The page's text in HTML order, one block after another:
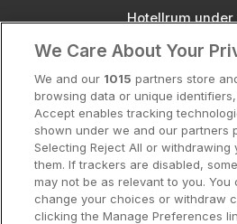
Hotellrum under
Spahotell
Om
Nya hotell
We Care About Your
We and our 1015 partners store
browsing data or unique
Accept enables tracking
shown under we and our partners
Selecting Reject All or withdrawing
them. If trackers are disabled,
may not be as relevant to you.
change your choices or withdraw
clicking the Manage Preferences